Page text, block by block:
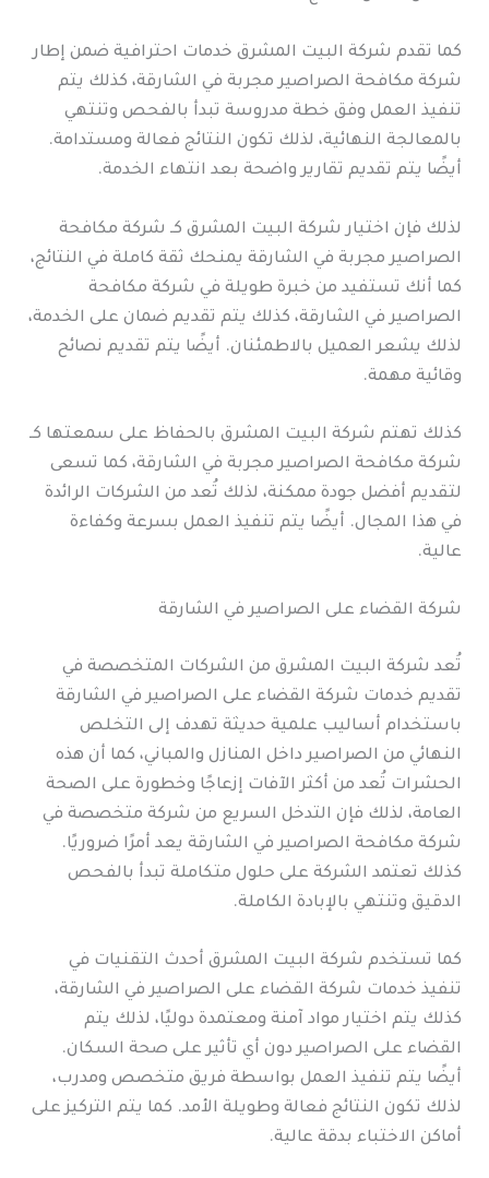
كما تقدم شركة البيت المشرق خدمات احترافية ضمن إطار
شركة مكافحة الصراصير مجربة في الشارقة، كذلك يتم
تنفيذ العمل وفق خطة مدروسة تبدأ بالفحص وتنتهي
بالمعالجة النهائية، لذلك تكون النتائج فعالة ومستدامة.
أيضًا يتم تقديم تقارير واضحة بعد انتهاء الخدمة.
لذلك فإن اختيار شركة البيت المشرق كـ شركة مكافحة
الصراصير مجربة في الشارقة يمنحك ثقة كاملة في النتائج،
كما أنك تستفيد من خبرة طويلة في شركة مكافحة
الصراصير في الشارقة، كذلك يتم تقديم ضمان على الخدمة،
لذلك يشعر العميل بالاطمئنان. أيضًا يتم تقديم نصائح
وقائية مهمة.
كذلك تهتم شركة البيت المشرق بالحفاظ على سمعتها كـ
شركة مكافحة الصراصير مجربة في الشارقة، كما تسعى
لتقديم أفضل جودة ممكنة، لذلك تُعد من الشركات الرائدة
في هذا المجال. أيضًا يتم تنفيذ العمل بسرعة وكفاءة
عالية.
شركة القضاء على الصراصير في الشارقة
تُعد شركة البيت المشرق من الشركات المتخصصة في
تقديم خدمات شركة القضاء على الصراصير في الشارقة
باستخدام أساليب علمية حديثة تهدف إلى التخلص
النهائي من الصراصير داخل المنازل والمباني، كما أن هذه
الحشرات تُعد من أكثر الآفات إزعاجًا وخطورة على الصحة
العامة، لذلك فإن التدخل السريع من شركة متخصصة في
شركة مكافحة الصراصير في الشارقة يعد أمرًا ضروريًا.
كذلك تعتمد الشركة على حلول متكاملة تبدأ بالفحص
الدقيق وتنتهي بالإبادة الكاملة.
كما تستخدم شركة البيت المشرق أحدث التقنيات في
تنفيذ خدمات شركة القضاء على الصراصير في الشارقة،
كذلك يتم اختيار مواد آمنة ومعتمدة دوليًا، لذلك يتم
القضاء على الصراصير دون أي تأثير على صحة السكان.
أيضًا يتم تنفيذ العمل بواسطة فريق متخصص ومدرب،
لذلك تكون النتائج فعالة وطويلة الأمد. كما يتم التركيز على
أماكن الاختباء بدقة عالية.